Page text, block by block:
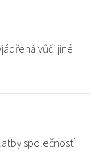
vůči jiné
společností